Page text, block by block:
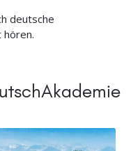
deutsche
hören.